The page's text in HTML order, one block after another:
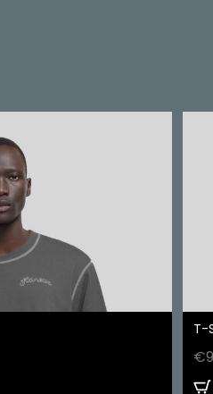
T-
€